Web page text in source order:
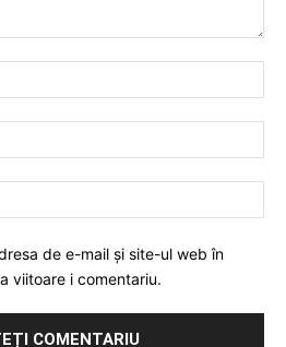
de e-mail și site-ul web în
viitoare i comentariu.